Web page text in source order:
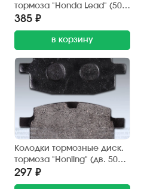
тормоза "Honda Lead" (50,
90 см3) Китай
385 ₽
в корзину
Колодки тормозные диск.
тормоза "Honling" (дв. 50
см3), "Yamaha Jog" (2 шт.)
JP
297 ₽